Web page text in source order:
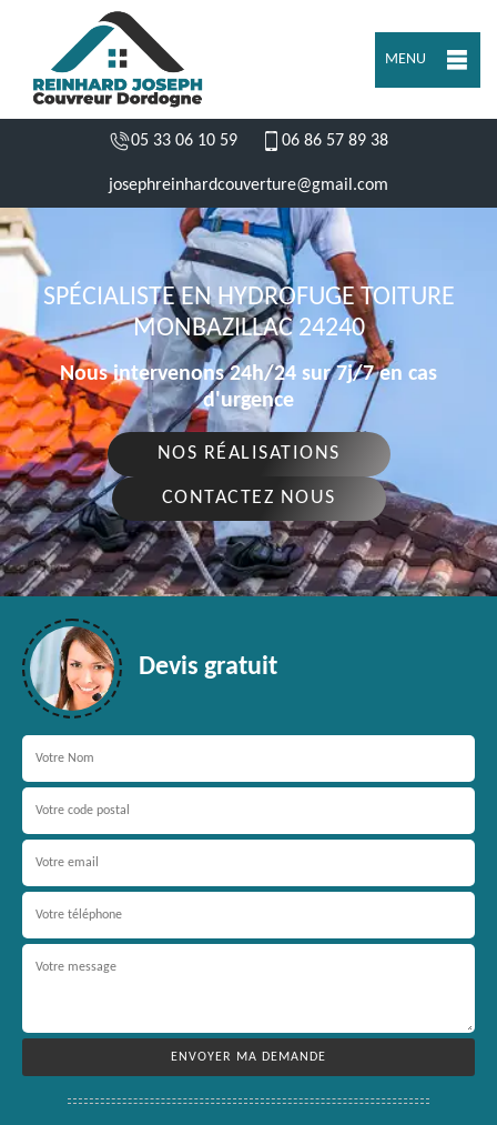
MENU
05 33 06 10 59 06 86 57 89 38
josephreinhardcouverture@gmail.com
SPÉCIALISTE EN HYDROFUGE TOITURE
MONBAZILLAC 24240
Nous intervenons 24h/24 sur 7j/7 en cas
d'urgence
NOS RÉALISATIONS
CONTACTEZ NOUS
Devis gratuit